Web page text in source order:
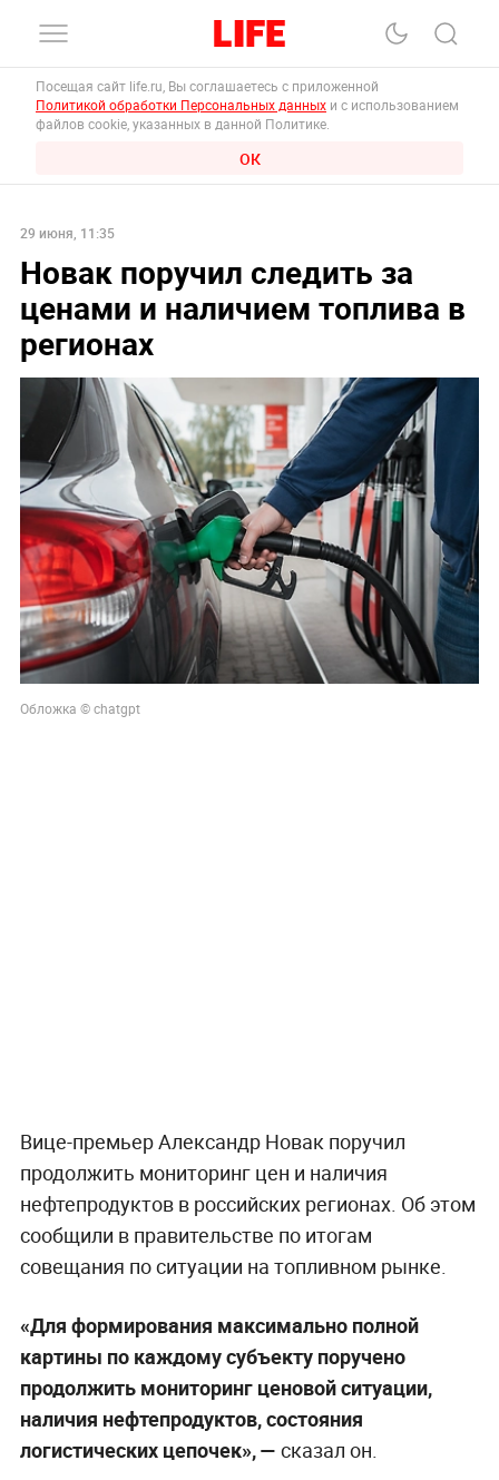
Посещая сайт life.ru, Вы соглашаетесь с приложенной
Политикой обработки Персональных данных и с использованием
файлов cookie, указанных в данной Политике.
ОК
29 июня, 11:35
Новак поручил следить за
ценами и наличием топлива в
регионах
Обложка © chatgpt
Вице-премьер Александр Новак поручил
продолжить мониторинг цен и наличия
нефтепродуктов в российских регионах. Об этом
сообщили в правительстве по итогам
совещания по ситуации на топливном рынке.
«Для формирования максимально полной
картины по каждому субъекту поручено
продолжить мониторинг ценовой ситуации,
наличия нефтепродуктов, состояния
логистических цепочек», — сказал он.